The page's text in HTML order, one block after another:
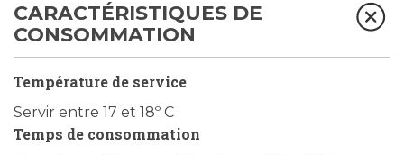
CARACTÉRISTIQUES DE
CONSOMMATION
Température de service
Servir entre 17 et 18º C
Temps de consommation